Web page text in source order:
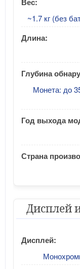
~1.7 кг (без
Длина:
Глубина
Монета: до
Год выхода
Страна
Дисплей
Дисплей: